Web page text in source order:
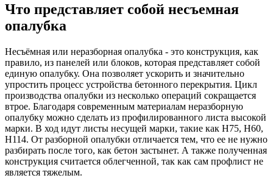
Что представляет собой несъемная
опалубка
Несъёмная или неразборная опалубка - это конструкция, как
правило, из панелей или блоков, которая представляет собой
единую опалубку. Она позволяет ускорить и значительно
упростить процесс устройства бетонного перекрытия. Цикл
производства опалубки из несколько операций сокращается
втрое. Благодаря современным материалам неразборную
опалубку можно сделать из профилированного листа высокой
марки. В ход идут листы несущей марки, такие как Н75, Н60,
Н114. От разборной опалубки отличается тем, что ее не нужно
разбирать после того, как бетон застынет. А также полученная
конструкция считается облегченной, так как сам профлист не
является тяжелым.